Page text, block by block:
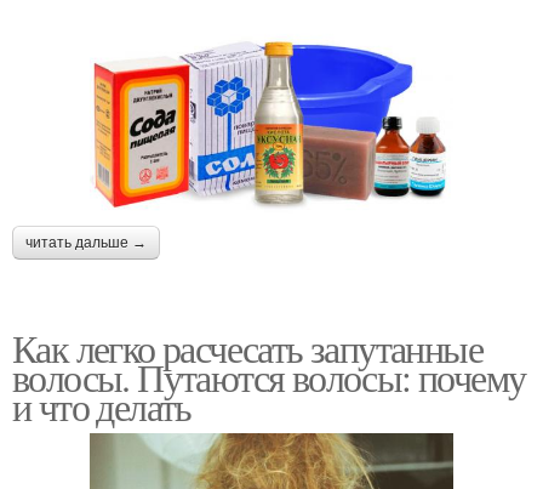
читать дальше →
Как легко расчесать запутанные
волосы. Путаются волосы: почему
и что делать